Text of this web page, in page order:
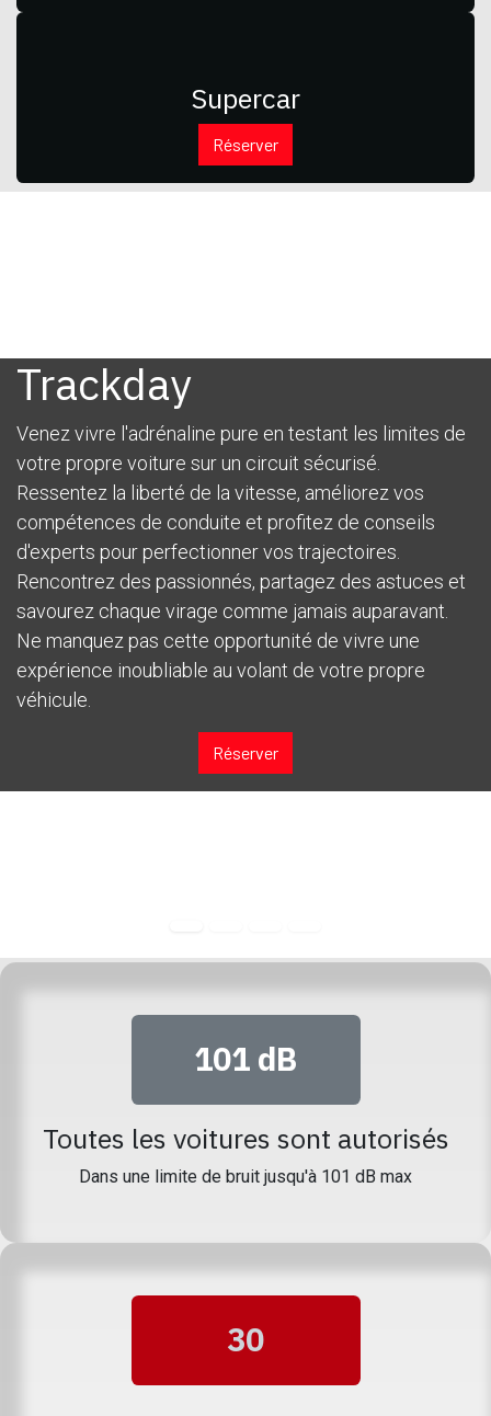
Supercar
Réserver
Trackday
Venez vivre l'adrénaline pure en testant les limites de
votre propre voiture sur un circuit sécurisé.
Ressentez la liberté de la vitesse, améliorez vos
compétences de conduite et profitez de conseils
d'experts pour perfectionner vos trajectoires.
Rencontrez des passionnés, partagez des astuces et
savourez chaque virage comme jamais auparavant.
Ne manquez pas cette opportunité de vivre une
expérience inoubliable au volant de votre propre
véhicule.
Réserver
101 dB
Toutes les voitures sont autorisés
Dans une limite de bruit jusqu'à 101 dB max
30